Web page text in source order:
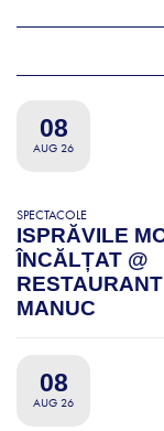
08
AUG 26
SPECTACOLE
ISPRĂVILE
ÎNCĂLȚAT @
MANUC
08
AUG 26